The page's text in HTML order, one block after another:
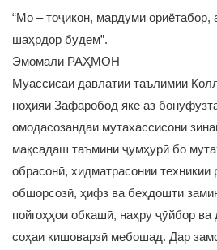
“Мо – тоҷикон, мардуми ориётабор,
шаҳрдор будем”.
Эмомалӣ РАҲМОН
Муассисаи давлатии таълимии
ноҳияи Зафаробод яке аз
омодасозандаи мутахассисони
мақсадаш таъмини ҷумҳурӣ бо
обрасонӣ, хидматрасонии техникии
обшорсозӣ, ҳифз ва беҳдошти
пойгоҳҳои обкашӣ, наҳру ҷӯйбор ва
соҳаи кишоварзӣ мебошад. Дар